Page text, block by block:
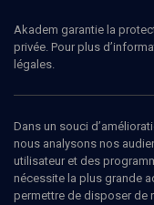
Ajouter Partager
Akadem garantie la
privée. Pour plus
légales.
Dans un souci
nous analysons nos
utilisateur et des
nécessite la plus grande
permettre de disposer de